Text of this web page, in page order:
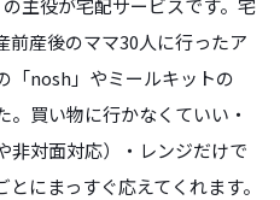
主役が宅配サービスです。宅
前産後のママ30人に行ったア
「nosh」やミールキットの
。買い物に行かなくていい・
非対面対応）・レンジだけで
にまっすぐ応えてくれます。